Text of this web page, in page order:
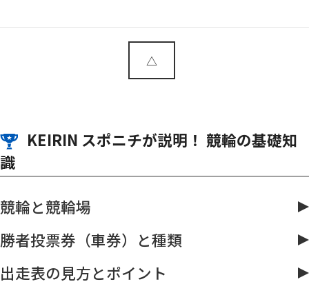
△
KEIRIN スポニチが説明！ 競輪の基礎知
識
競輪と競輪場
勝者投票券（車券）と種類
出走表の見方とポイント